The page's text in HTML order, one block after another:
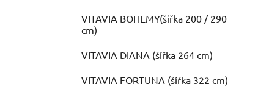
VITAVIA BOHEMY(šířka 200 / 290
cm)
VITAVIA DIANA (šířka 264 cm)
VITAVIA FORTUNA (šířka 322 cm)